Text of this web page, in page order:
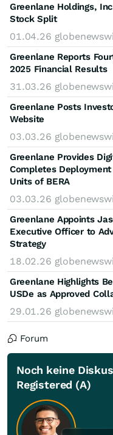
Greenlane Holdings,
Stock Split
01.04.26
Greenlane Reports
2025 Financial Results
31.03.26
Greenlane Posts
Website
03.03.26
Greenlane Provides
Completes
Units of BERA
03.03.26
Greenlane Appoints
Executive Officer to
Strategy
18.02.26
Greenlane Highlights
USDe as Approved
29.01.26
Forum
Noch keine
Registered (A)